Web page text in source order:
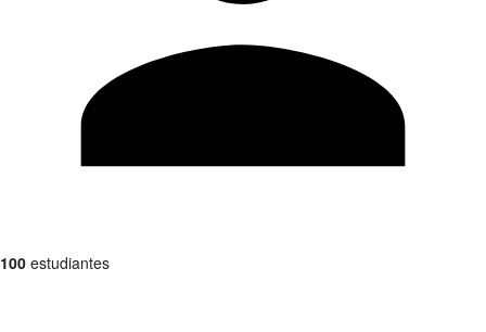
100 estudiantes